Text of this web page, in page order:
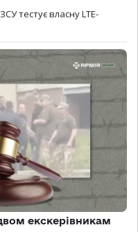
тестує власну LTE-
екскерівникам